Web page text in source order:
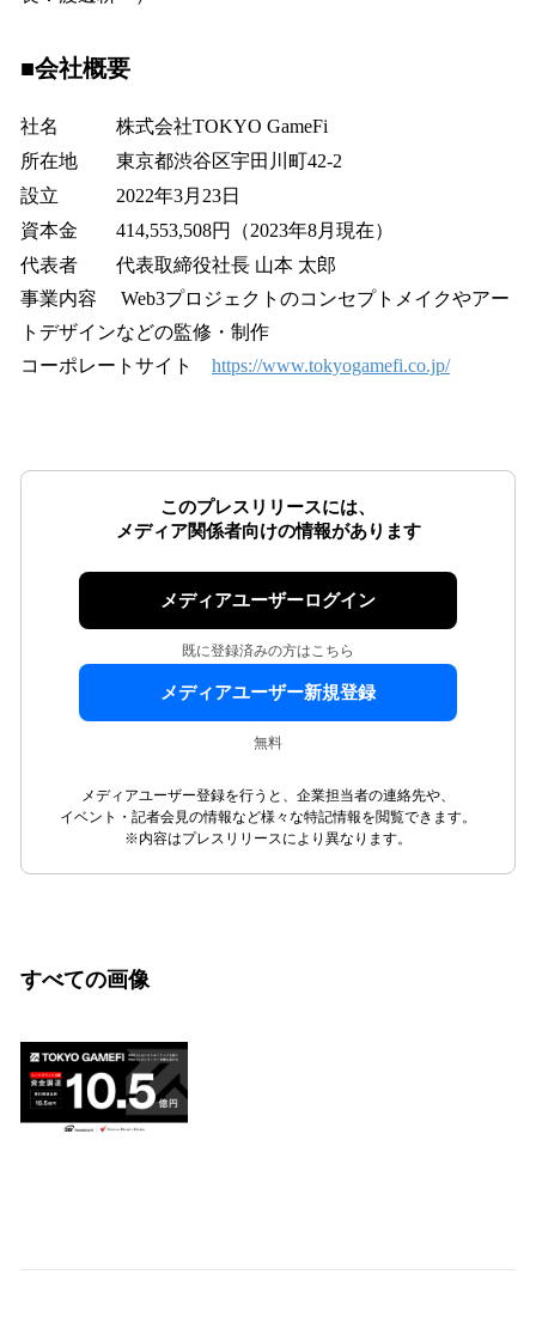
■会社概要
社名 株式会社TOKYO GameFi
所在地 東京都渋谷区宇田川町42-2
設立 2022年3月23日
資本金 414,553,508円（2023年8月現在）
代表者 代表取締役社長 山本 太郎
事業内容 Web3プロジェクトのコンセプトメイクやアー
トデザインなどの監修・制作
コーポレートサイト https://www.tokyogamefi.co.jp/
このプレスリリースには、
メディア関係者向けの情報があります
メディアユーザーログイン
既に登録済みの方はこちら
メディアユーザー新規登録
無料
メディアユーザー登録を行うと、企業担当者の連絡先や、
イベント・記者会見の情報など様々な特記情報を閲覧できます。
※内容はプレスリリースにより異なります。
すべての画像